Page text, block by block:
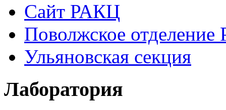
Сайт РАКЦ
Поволжское
Ульяновская секция
Лаборатория